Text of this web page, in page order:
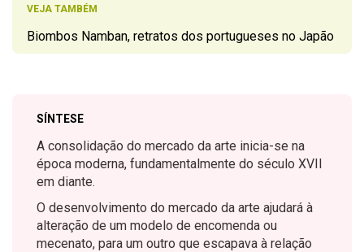
VEJA TAMBÉM
Biombos Namban, retratos dos portugueses no Japão
SÍNTESE
A consolidação do mercado da arte inicia-se na
época moderna, fundamentalmente do século XVII
em diante.
O desenvolvimento do mercado da arte ajudará à
alteração de um modelo de encomenda ou
mecenato, para um outro que escapava à relação